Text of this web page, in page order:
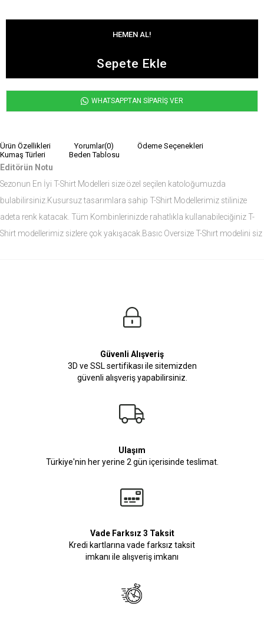
WHATSAPPTAN SİPARİŞ VER
Ürün Özellikleri Yorumlar(0)
Ödeme Seçenekleri
Kumaş Türleri
Beden Tablosu
Editörün Notu
Sezonun En İyi T-Shirt Modelleri size özel seçilen katoloğumuzda
bulabilirsiniz.Kusursuz tasarımlara sahip T-Shirt Modellerimiz stilinize
adeta renk katacak. Tüm Kombinlerinizde rahatlıkla kullanabileciğiniz T-
Shirt modellerimiz sizlere çok yakışacak.Basıc Oversize T-Shırt modelini siz
Güvenli Alışveriş
3D ve SSL sertifikası ile sitemizden
güvenli alışveriş yapabilirsiniz.
Ulaşım
Türkiye'nin her yerine 2 gün içerisinde teslimat.
Vade Farksız 3 Taksit
Kredi kartlarına vade farksız taksit
imkanı ile alışveriş imkanı